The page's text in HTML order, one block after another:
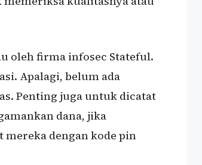
oleh firma infosec Stateful.
Apalagi, belum ada
Penting juga untuk dicatat
dana, jika
dengan kode pin